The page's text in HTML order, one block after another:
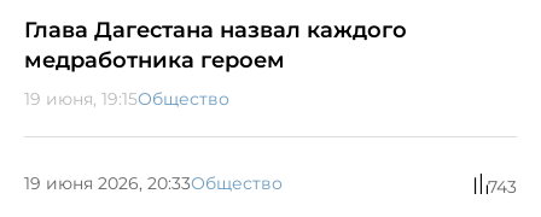
Глава Дагестана назвал каждого
медработника героем
19 июня, 19:15Общество
19 июня 2026, 20:33Общество 743